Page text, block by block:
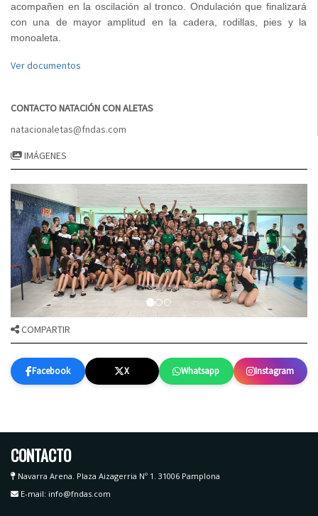
acompañen en la oscilación al tronco. Ondulación que finalizará
con una de mayor amplitud en la cadera, rodillas, pies y la
monoaleta.
Ver documentos
CONTACTO NATACIÓN CON ALETAS
natacionaletas@fndas.com
IMÁGENES
COMPARTIR
Facebook X Whatsapp Instagram
CONTACTO
Navarra Arena. Plaza Aizagerria Nº 1. 31006 Pamplona
E-mail: info@fndas.com